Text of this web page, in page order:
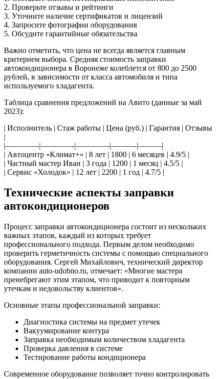
2. Проверьте отзывы и рейтинги
3. Уточните наличие сертификатов и лицензий
4. Запросите фотографии оборудования
5. Обсудите гарантийные обязательства
Важно отметить, что цена не всегда является главным
критерием выбора. Средняя стоимость заправки
автокондиционера в Воронеже колеблется от 800 до 2500
рублей, в зависимости от класса автомобиля и типа
используемого хладагента.
Таблица сравнения предложений на Авито (данные за май
2023):
| Исполнитель | Стаж работы | Цена (руб.) | Гарантия | Отзывы
|
|————-|————-|————-|———-|———|
| Автоцентр «Климат+» | 8 лет | 1800 | 6 месяцев | 4.9/5 |
| Частный мастер Иван | 3 года | 1200 | 1 месяц | 4.5/5 |
| Сервис «Холодок» | 12 лет | 2200 | 1 год | 4.7/5 |
Технические аспекты заправки
автокондиционеров
Процесс заправки автокондиционера состоит из нескольких
важных этапов, каждый из которых требует
профессионального подхода. Первым делом необходимо
проверить герметичность системы с помощью специального
оборудования. Сергей Михайлович, технический директор
компании auto-udobno.ru, отмечает: «Многие мастера
пренебрегают этим этапом, что приводит к повторным
утечкам и недовольству клиентов».
Основные этапы профессиональной заправки:
Диагностика системы на предмет утечек
Вакуумирование контура
Заправка необходимым количеством хладагента
Проверка давления в системе
Тестирование работы кондиционера
Современное оборудование позволяет точно контролировать